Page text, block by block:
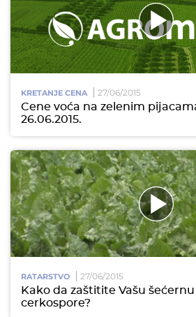
KRETANJE CENA 27/06/2015
Cene voća na zelenim
26.06.2015.
RATARSTVO 27/06/2015
Kako da zaštitite Vašu
cerkospore?